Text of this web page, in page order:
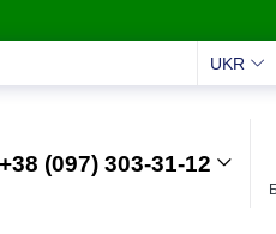
UKR
+38 (097) 303-31-12